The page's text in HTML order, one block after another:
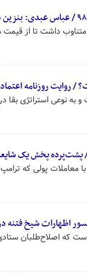
داشت تا از قیمت
روزنامه
به نوعی استراتژی
پشت‌پرده پخش یک
معاملات پولی که
اظهارات شیخ فتنه
که اصلاح‌طلبان